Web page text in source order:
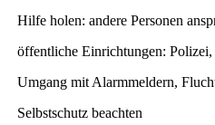
Hilfe holen: andere Personen
öffentliche Einrichtungen: Polizei,
Umgang mit Alarmmeldern,
Selbstschutz beachten